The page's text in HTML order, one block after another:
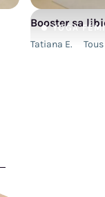
YOGA
Booster sa
Tatiana E.